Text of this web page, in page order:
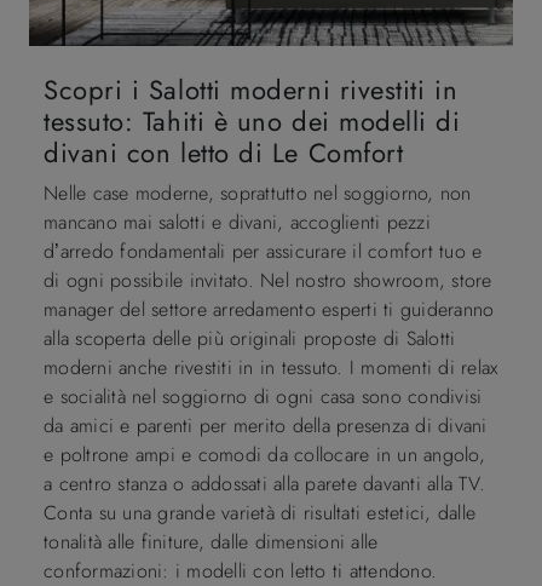
Scopri i Salotti moderni rivestiti in
tessuto: Tahiti è uno dei modelli di
divani con letto di Le Comfort
Nelle case moderne, soprattutto nel soggiorno, non
mancano mai salotti e divani, accoglienti pezzi
d’arredo fondamentali per assicurare il comfort tuo e
di ogni possibile invitato. Nel nostro showroom, store
manager del settore arredamento esperti ti guideranno
alla scoperta delle più originali proposte di Salotti
moderni anche rivestiti in in tessuto. I momenti di relax
e socialità nel soggiorno di ogni casa sono condivisi
da amici e parenti per merito della presenza di divani
e poltrone ampi e comodi da collocare in un angolo,
a centro stanza o addossati alla parete davanti alla TV.
Conta su una grande varietà di risultati estetici, dalle
tonalità alle finiture, dalle dimensioni alle
conformazioni: i modelli con letto ti attendono.